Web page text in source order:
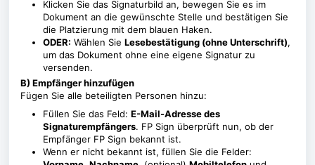
Klicken Sie das Signaturbild an, bewegen Sie es im
Dokument an die gewünschte Stelle und bestätigen Sie
die Platzierung mit dem blauen Haken.
ODER: Wählen Sie Lesebestätigung (ohne Unterschrift),
um das Dokument ohne eine eigene Signatur zu
versenden.
B) Empfänger hinzufügen
Fügen Sie alle beteiligten Personen hinzu:
Füllen Sie das Feld: E-Mail-Adresse des
Signaturempfängers. FP Sign überprüft nun, ob der
Empfänger FP Sign bekannt ist.
Wenn er nicht bekannt ist, füllen Sie die Felder: